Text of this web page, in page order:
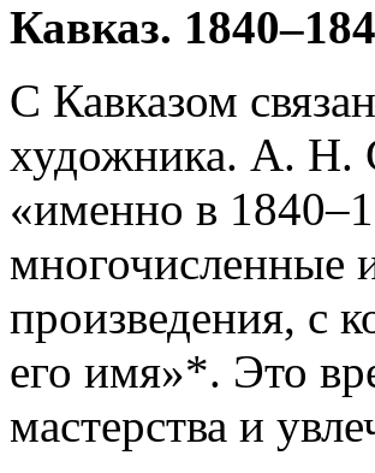
Кавказ.
С Кавказом
художника. А. Н.
«именно в
многочисленные
произведения, с
его имя»*. Это
мастерства и